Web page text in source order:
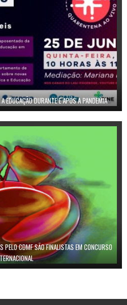
EDUCAÇÃO DURANTE E APÓS A PANDEMIA
PELO CDMF SÃO FINALISTAS EM CONCURSO